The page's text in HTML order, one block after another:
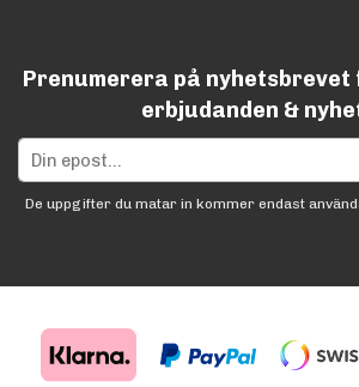
Prenumerera på
erbjudanden &
De uppgifter du matar in kommer endast